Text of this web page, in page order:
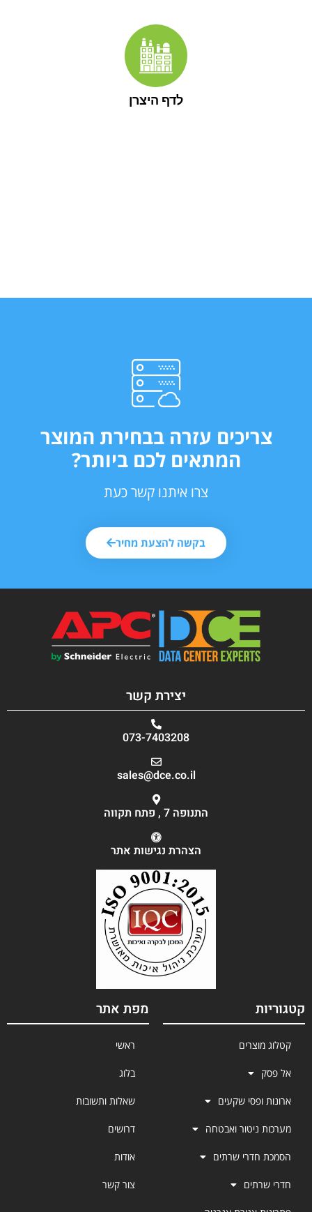
לדף היצרן
צריכים עזרה בבחירת המוצר
המתאים לכם ביותר?
צרו איתנו קשר כעת
בקשה להצעת מחיר
יצירת קשר
073-7403208
sales@dce.co.il
התנופה 7 , פתח תקווה
הצהרת נגישות אתר
קטגוריות
קטלוג מוצרים
אל פסק
ארונות ופסי שקעים
מערכות ניטור ואבטחה
הסמכת חדרי שרתים
חדרי שרתים
מפת אתר
ראשי
בלוג
שאלות ותשובות
דרושים
אודות
צור קשר